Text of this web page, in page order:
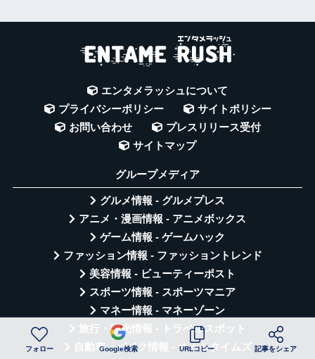
エンタメラッシュについて
プライバシーポリシー
サイトポリシー
お問い合わせ
プレスリリース受付
サイトマップ
グループメディア
グルメ情報 - グルメプレス
アニメ・漫画情報 - アニメボックス
ゲーム情報 - ゲームハック
ファッション情報 - ファッショントレンド
美容情報 - ビューティーポスト
スポーツ情報 - スポーツマニア
マネー情報 - マネーゾーン
旅行・観光情報 - トラベルスポット
自動車・バイク情報 - オートタイムズ
フォロー Google検索 URLコピー 記事をシェア